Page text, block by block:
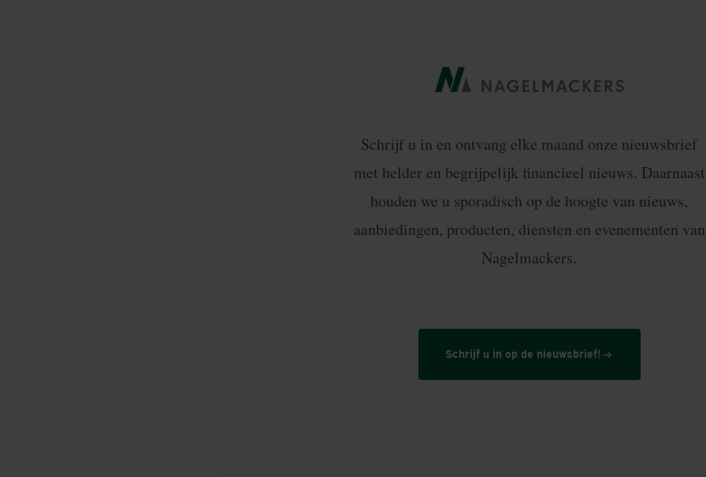
Schrijf u in en ontvang elke maand onze nieuwsbrief
met helder en begrijpelijk financieel nieuws. Daarnaast
houden we u sporadisch op de hoogte van nieuws,
aanbiedingen, producten, diensten en evenementen van
Nagelmackers.
Schrijf u in op de nieuwsbrief!